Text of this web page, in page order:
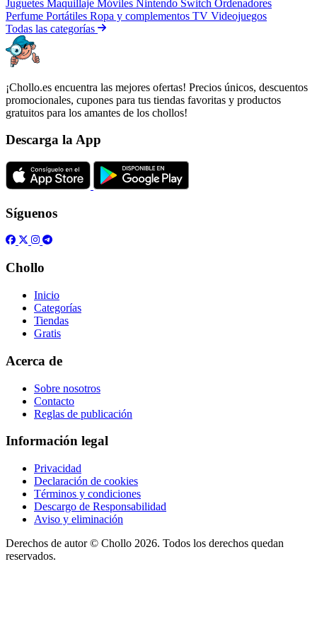
Juguetes Maquillaje Móviles Nintendo Switch Ordenadores
Perfume Portátiles Ropa y complementos TV Videojuegos
Todas las categorías
¡Chollo.es encuentra las mejores ofertas! Precios únicos, descuentos
promocionales, cupones para tus tiendas favoritas y productos
gratuitos para los amantes de los chollos!
Descarga la App
Síguenos
Chollo
Inicio
Categorías
Tiendas
Gratis
Acerca de
Sobre nosotros
Contacto
Reglas de publicación
Información legal
Privacidad
Declaración de cookies
Términos y condiciones
Descargo de Responsabilidad
Aviso y eliminación
Derechos de autor © Chollo 2026. Todos los derechos quedan
reservados.